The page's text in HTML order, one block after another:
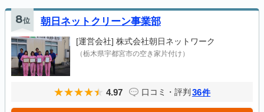
8位 朝日ネットクリーン事業部
[運営会社] 株式会社朝日ネットワーク
（栃木県宇都宮市の空き家片付け）
4.97 口コミ・評判 36件